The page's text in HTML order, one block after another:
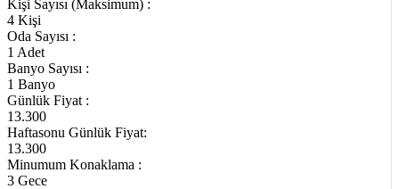
Kişi Sayısı (Maksimum) :
4 Kişi
Oda Sayısı :
1 Adet
Banyo Sayısı :
1 Banyo
Günlük Fiyat :
13.300
Haftasonu Günlük Fiyat:
13.300
Minumum Konaklama :
3 Gece